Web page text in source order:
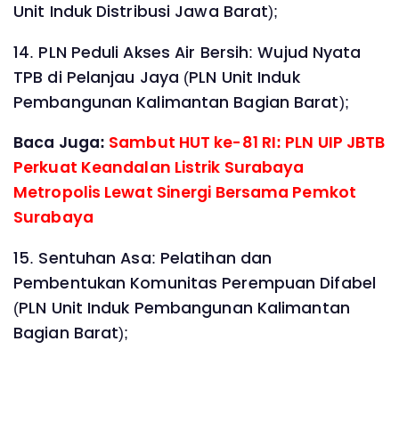
Unit Induk Distribusi Jawa Barat);
14. PLN Peduli Akses Air Bersih: Wujud Nyata
TPB di Pelanjau Jaya (PLN Unit Induk
Pembangunan Kalimantan Bagian Barat);
Baca Juga: Sambut HUT ke-81 RI: PLN UIP JBTB
Perkuat Keandalan Listrik Surabaya
Metropolis Lewat Sinergi Bersama Pemkot
Surabaya
15. Sentuhan Asa: Pelatihan dan
Pembentukan Komunitas Perempuan Difabel
(PLN Unit Induk Pembangunan Kalimantan
Bagian Barat);